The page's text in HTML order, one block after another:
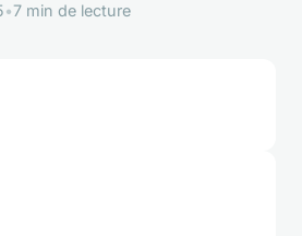
•7 min de lecture